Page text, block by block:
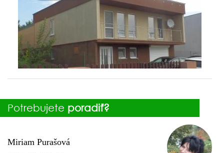
Potrebujete poradiť?
Miriam Purašová